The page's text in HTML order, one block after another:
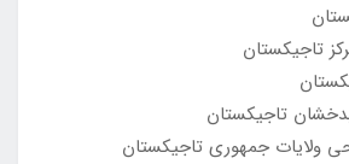
تاجیکستان
تاجیکستان
ولایات جمهوری تاجیکستان